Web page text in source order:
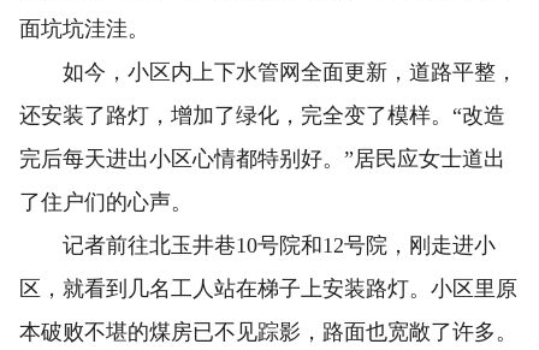
面坑坑洼洼。
如今，小区内上下水管网全面更新，道路平整，
还安装了路灯，增加了绿化，完全变了模样。“改造
完后每天进出小区心情都特别好。”居民应女士道出
了住户们的心声。
记者前往北玉井巷10号院和12号院，刚走进小
区，就看到几名工人站在梯子上安装路灯。小区里原
本破败不堪的煤房已不见踪影，路面也宽敞了许多。